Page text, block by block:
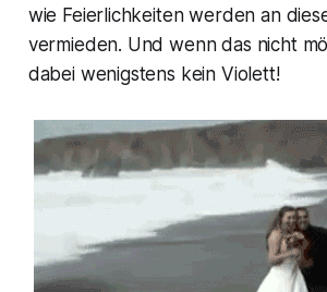
wie Feierlichkeiten werden an
vermieden. Und wenn das nicht
dabei wenigstens kein Violett!